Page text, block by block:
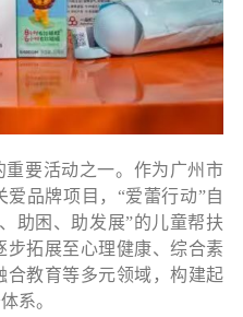
重要活动之一。作为广州市
品牌项目，“爱蕾行动”自
助困、助发展”的儿童帮扶
拓展至心理健康、综合素
合教育等多元领域，构建起
系。